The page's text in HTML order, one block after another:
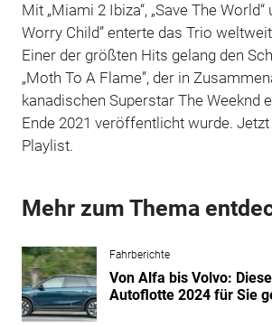
Mit „Miami 2 Ibiza“, „Save The World“
Worry Child” enterte das Trio
Einer der größten Hits gelang den
„Moth To A Flame”, der in
kanadischen Superstar The Weeknd
Ende 2021 veröffentlicht wurde.
Playlist.
Mehr zum Thema
Fahrberichte
Von Alfa bis Volvo:
Autoflotte 2024 für Sie